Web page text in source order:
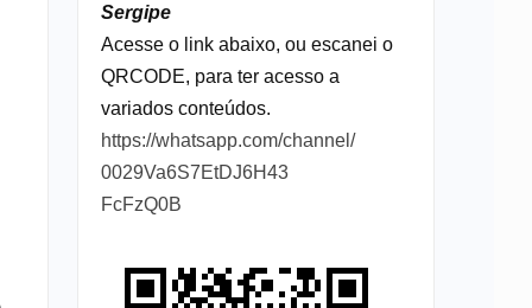
Sergipe
Acesse o link abaixo, ou escanei o
QRCODE, para ter acesso a
variados conteúdos.
https://whatsapp.com/channel/
0029Va6S7EtDJ6H43
FcFzQ0B